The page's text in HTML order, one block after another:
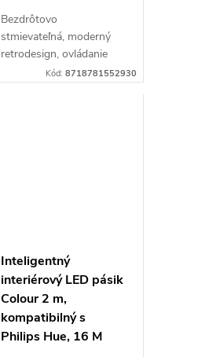
Bezdrôtovo
stmievateľná, moderný
retrodesign, ovládanie
hlasom, balenie 2 ks.
Kód: 8718781552930
Inteligentný
interiérový LED pásik
Colour 2 m,
kompatibilný s
Philips Hue, 16 M